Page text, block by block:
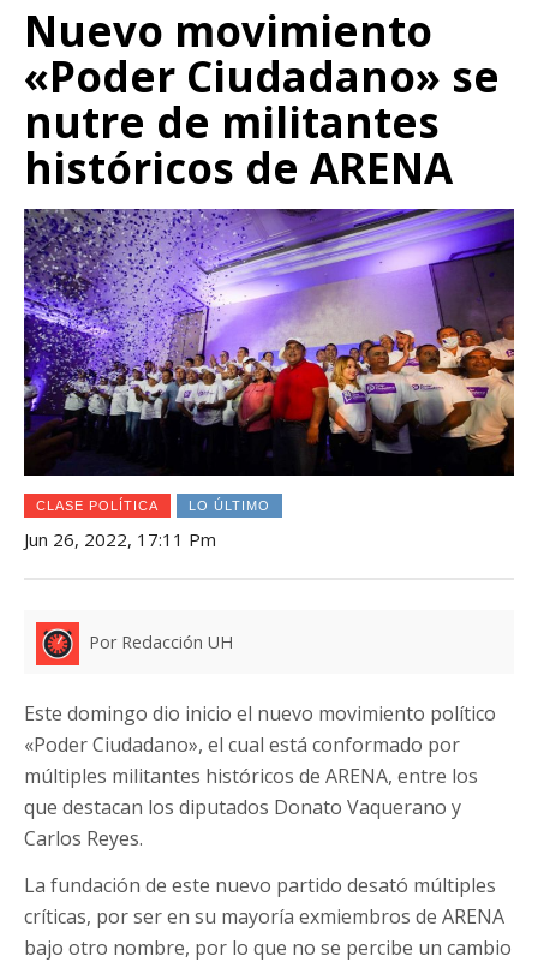
Nuevo movimiento
«Poder Ciudadano» se
nutre de militantes
históricos de ARENA
CLASE POLÍTICA LO ÚLTIMO
Jun 26, 2022, 17:11 Pm
Por Redacción UH
Este domingo dio inicio el nuevo movimiento político
«Poder Ciudadano», el cual está conformado por
múltiples militantes históricos de ARENA, entre los
que destacan los diputados Donato Vaquerano y
Carlos Reyes.
La fundación de este nuevo partido desató múltiples
críticas, por ser en su mayoría exmiembros de ARENA
bajo otro nombre, por lo que no se percibe un cambio